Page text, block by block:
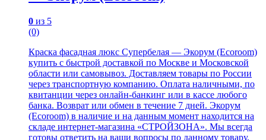
0 из 5
(0)
Краска фасадная люкс Супербелая — Экорум (Ecoroom)
купить с быстрой доставкой по Москве и Московской
области или самовывоз. Доставляем товары по России
через транспортную компанию. Оплата наличными, по
квитанции через онлайн-банкинг или в кассе любого
банка. Возврат или обмен в течение 7 дней. Экорум
(Ecoroom) в наличие и на данным момент находится на
складе интернет-магазина «СТРОЙЗОНА». Мы всегда
готовы ответить на ваши вопросы по данному товару.